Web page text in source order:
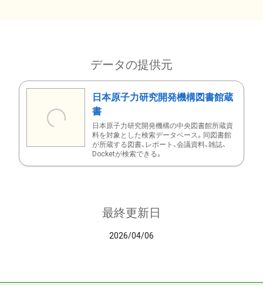
データの提供元
日本原子力研究開発機構図書館蔵
書
日本原子力研究開発機構の中央図書館所蔵資
料を対象とした検索データベース。同図書館
が所蔵する図書、レポート、会議資料、雑誌、
Docketが検索できる。
最終更新日
2026/04/06